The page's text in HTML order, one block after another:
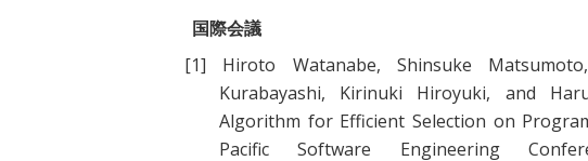
国際会議
[1]
Hiroto Watanabe, Shinsuke Matsumoto
Kurabayashi, Kirinuki Hiroyuki, and
Algorithm for Efficient Selection on
Pacific Software Engineering